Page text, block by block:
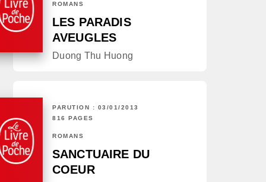
ROMANS
LES PARADIS
AVEUGLES
Duong Thu Huong
PARUTION : 03/01/2013
816 PAGES
ROMANS
SANCTUAIRE DU
COEUR